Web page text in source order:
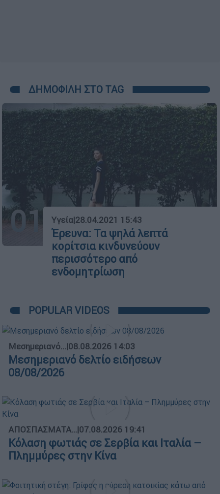
ΔΗΜΟΦΙΛΗ ΣΤΟ TAG
01 Υγεία|28.04.2021 15:43
Έρευνα: Τα ψηλά λεπτά
κορίτσια κινδυνεύουν
περισσότερο από
ενδομητρίωση
POPULAR VIDEOS
Μεσημεριανό...|08.08.2026 14:03
Μεσημεριανό δελτίο ειδήσεων
08/08/2026
ΑΠΟΣΠΑΣΜΑΤΑ...|07.08.2026 19:41
Κόλαση φωτιάς σε Σερβία και Ιταλία –
Πλημμύρες στην Κίνα